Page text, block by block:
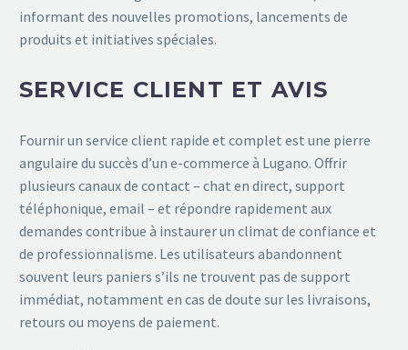
informant des nouvelles promotions, lancements de
produits et initiatives spéciales.
SERVICE CLIENT ET AVIS
Fournir un service client rapide et complet est une pierre
angulaire du succès d’un e-commerce à Lugano. Offrir
plusieurs canaux de contact – chat en direct, support
téléphonique, email – et répondre rapidement aux
demandes contribue à instaurer un climat de confiance et
de professionnalisme. Les utilisateurs abandonnent
souvent leurs paniers s’ils ne trouvent pas de support
immédiat, notamment en cas de doute sur les livraisons,
retours ou moyens de paiement.